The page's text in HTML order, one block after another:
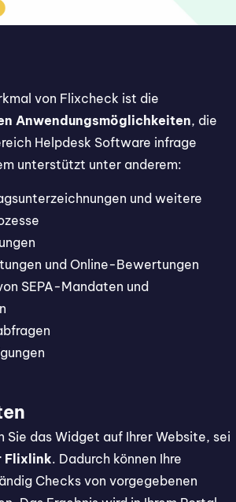
von Flixcheck ist die
Anwendungsmöglichkeiten, die
Helpdesk Software infrage
unterstützt unter anderem:
und weitere
und Online-Bewertungen
SEPA-Mandaten und
Sie das Widget auf Ihrer Website, sei
Flixlink. Dadurch können Ihre
Checks von vorgegebenen